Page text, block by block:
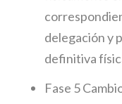
delegación y
definitiva
Fase 5